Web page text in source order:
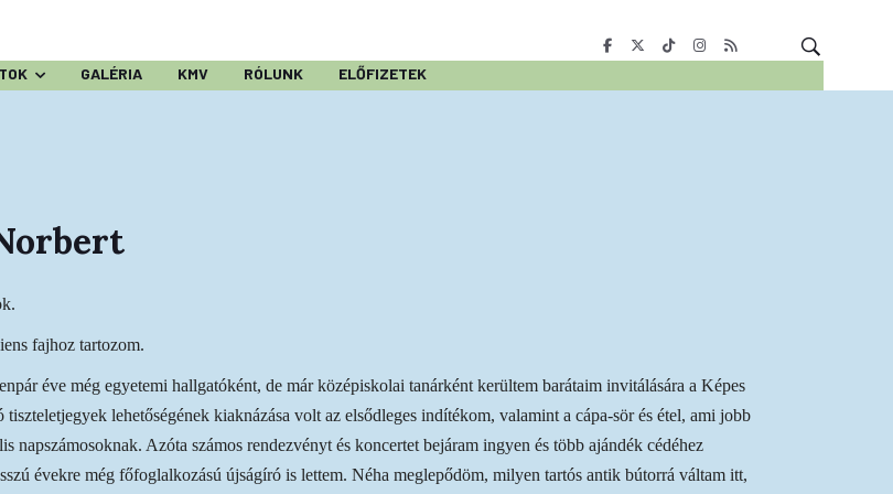
GALÉRIA KMV RÓLUNK ELŐFIZETEK
fajhoz tartozom.
éve még egyetemi hallgatóként, de már középiskolai tanárként kerültem barátaim invitálására a Képes
lehetőségének kiaknázása volt az elsődleges indítékom, valamint a cápa-sör és étel, ami jobb
napszámosoknak. Azóta számos rendezvényt és koncertet bejáram ingyen és több ajándék cédéhez
évekre még főfoglalkozású újságíró is lettem. Néha meglepődöm, milyen tartós antik bútorrá váltam itt,